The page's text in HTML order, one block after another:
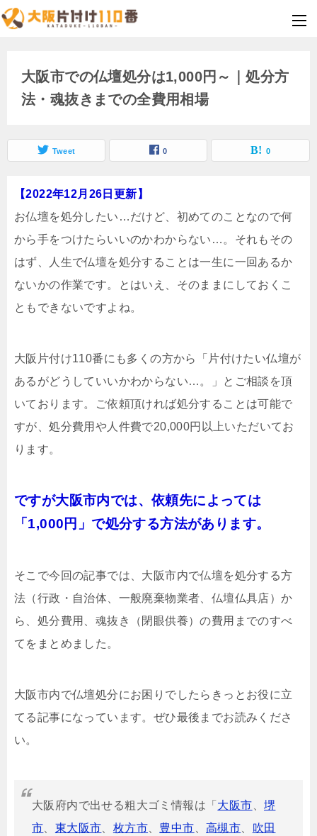
大阪市での仏壇処分は1,000円～｜処分方
法・魂抜きまでの全費用相場
Tweet 0 0
【2022年12月26日更新】
お仏壇を処分したい…だけど、初めてのことなので何
から手をつけたらいいのかわからない…。それもその
はず、人生で仏壇を処分することは一生に一回あるか
ないかの作業です。とはいえ、そのままにしておくこ
ともできないですよね。
大阪片付け110番にも多くの方から「片付けたい仏壇が
あるがどうしていいかわからない…。」とご相談を頂
いております。ご依頼頂ければ処分することは可能で
すが、処分費用や人件費で20,000円以上いただいてお
ります。
ですが大阪市内では、依頼先によっては
「1,000円」で処分する方法があります。
そこで今回の記事では、大阪市内で仏壇を処分する方
法（行政・自治体、一般廃棄物業者、仏壇仏具店）か
ら、処分費用、魂抜き（閉眼供養）の費用までのすべ
てをまとめました。
大阪市内で仏壇処分にお困りでしたらきっとお役に立
てる記事になっています。ぜひ最後までお読みくださ
い。
大阪府内で出せる粗大ゴミ情報は「 大阪市 、堺
市
東大阪市 枚方市 豊中市 、高槻市
吹田